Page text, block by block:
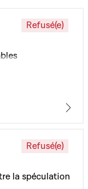
Refusé(e)
Refusé(e)
la spéculation